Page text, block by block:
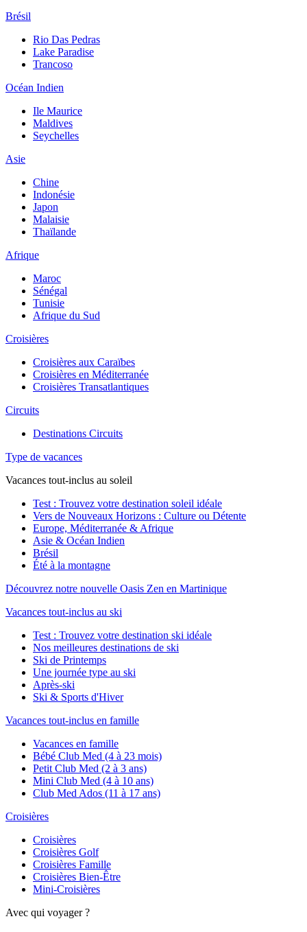
Brésil
Rio Das Pedras
Lake Paradise
Trancoso
Océan Indien
Ile Maurice
Maldives
Seychelles
Asie
Chine
Indonésie
Japon
Malaisie
Thaïlande
Afrique
Maroc
Sénégal
Tunisie
Afrique du Sud
Croisières
Croisières aux Caraïbes
Croisières en Méditerranée
Croisières Transatlantiques
Circuits
Destinations Circuits
Type de vacances
Vacances tout-inclus au soleil
Test : Trouvez votre destination soleil idéale
Vers de Nouveaux Horizons : Culture ou Détente
Europe, Méditerranée & Afrique
Asie & Océan Indien
Brésil
Été à la montagne
Découvrez notre nouvelle Oasis Zen en Martinique
Vacances tout-inclus au ski
Test : Trouvez votre destination ski idéale
Nos meilleures destinations de ski
Ski de Printemps
Une journée type au ski
Après-ski
Ski & Sports d'Hiver
Vacances tout-inclus en famille
Vacances en famille
Bébé Club Med (4 à 23 mois)
Petit Club Med (2 à 3 ans)
Mini Club Med (4 à 10 ans)
Club Med Ados (11 à 17 ans)
Croisières
Croisières
Croisières Golf
Croisières Famille
Croisières Bien-Être
Mini-Croisières
Avec qui voyager ?